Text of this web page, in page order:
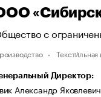
с
Директор:
Александр Яковлевич